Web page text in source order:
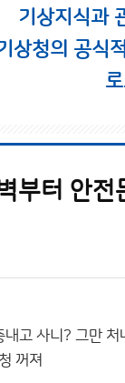
기상지식과
상청의 공식
부터 안
고 사니? 그만 처
꺼져